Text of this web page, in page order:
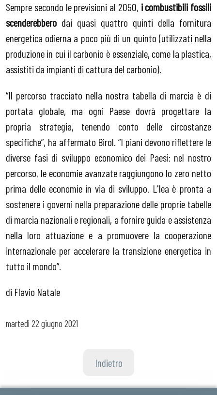
Sempre secondo le previsioni al 2050, i combustibili fossili
scenderebbero dai quasi quattro quinti della fornitura
energetica odierna a poco più di un quinto (utilizzati nella
produzione in cui il carbonio è essenziale, come la plastica,
assistiti da impianti di cattura del carbonio).
“Il percorso tracciato nella nostra tabella di marcia è di
portata globale, ma ogni Paese dovrà progettare la
propria strategia, tenendo conto delle circostanze
specifiche”, ha affermato Birol. “I piani devono riflettere le
diverse fasi di sviluppo economico dei Paesi: nel nostro
percorso, le economie avanzate raggiungono lo zero netto
prima delle economie in via di sviluppo. L'Iea è pronta a
sostenere i governi nella preparazione delle proprie tabelle
di marcia nazionali e regionali, a fornire guida e assistenza
nella loro attuazione e a promuovere la cooperazione
internazionale per accelerare la transizione energetica in
tutto il mondo”.
di Flavio Natale
martedì 22 giugno 2021
Indietro